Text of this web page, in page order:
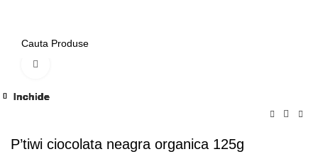
P’tiwi ciocolata neagra organica 125g
Inchide
Inchide
Inchide
Inchide
Inchide
Inchide
Inchide
Inchide